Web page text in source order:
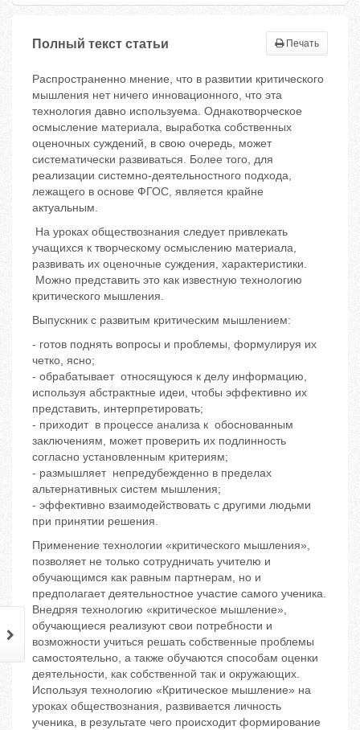
Полный текст статьи Печать
Распространенно мнение, что в развитии критического
мышления нет ничего инновационного, что эта
технология давно используема. Однакотворческое
осмысление материала, выработка собственных
оценочных суждений, в свою очередь, может
систематически развиваться. Более того, для
реализации системно-деятельностного подхода,
лежащего в основе ФГОС, является крайне
актуальным.
На уроках обществознания следует привлекать
учащихся к творческому осмыслению материала,
развивать их оценочные суждения, характеристики.
Можно представить это как известную технологию
критического мышления.
Выпускник с развитым критическим мышлением:
- готов поднять вопросы и проблемы, формулируя их
четко, ясно;
- обрабатывает относящуюся к делу информацию,
используя абстрактные идеи, чтобы эффективно их
представить, интерпретировать;
- приходит в процессе анализа к обоснованным
заключениям, может проверить их подлинность
согласно установленным критериям;
- размышляет непредубежденно в пределах
альтернативных систем мышления;
- эффективно взаимодействовать с другими людьми
при принятии решения.
Применение технологии «критического мышления»,
позволяет не только сотрудничать учителю и
обучающимся как равным партнерам, но и
предполагает деятельностное участие самого ученика.
Внедряя технологию «критическое мышление»,
обучающиеся реализуют свои потребности и
возможности учиться решать собственные проблемы
самостоятельно, а также обучаются способам оценки
деятельности, как собственной так и окружающих.
Используя технологию «Критическое мышление» на
уроках обществознания, развивается личность
ученика, в результате чего происходит формирование